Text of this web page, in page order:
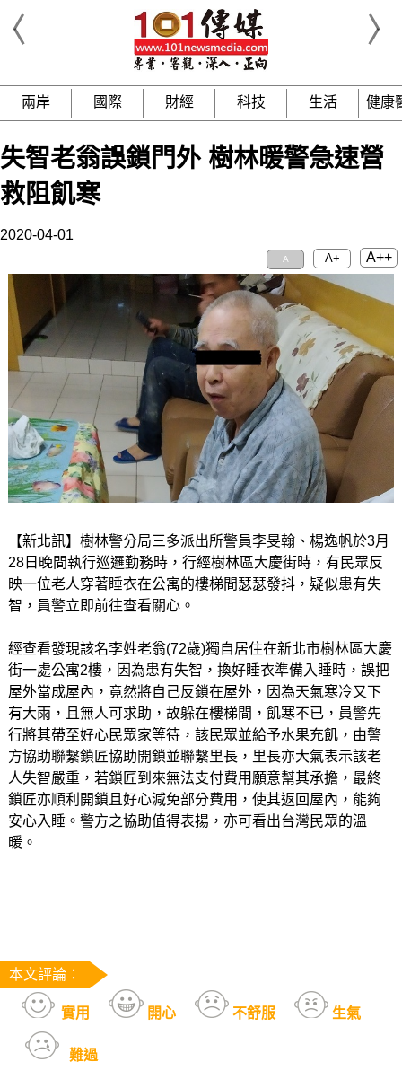
兩岸 國際 財經 科技 生活 健康
失智老翁誤鎖門外 樹林暖警急速營
救阻飢寒
2020-04-01
A A+ A++
【新北訊】樹林警分局三多派出所警員李旻翰、楊逸帆於3月
28日晚間執行巡邏勤務時，行經樹林區大慶街時，有民眾反
映一位老人穿著睡衣在公寓的樓梯間瑟瑟發抖，疑似患有失
智，員警立即前往查看關心。
經查看發現該名李姓老翁(72歲)獨自居住在新北市樹林區大慶
街一處公寓2樓，因為患有失智，換好睡衣準備入睡時，誤把
屋外當成屋內，竟然將自己反鎖在屋外，因為天氣寒冷又下
有大雨，且無人可求助，故躲在樓梯間，飢寒不已，員警先
行將其帶至好心民眾家等待，該民眾並給予水果充飢，由警
方協助聯繫鎖匠協助開鎖並聯繫里長，里長亦大氣表示該老
人失智嚴重，若鎖匠到來無法支付費用願意幫其承擔，最終
鎖匠亦順利開鎖且好心減免部分費用，使其返回屋內，能夠
安心入睡。警方之協助值得表揚，亦可看出台灣民眾的溫
暖。
本文評論：
實用 開心 不舒服 生氣
難過